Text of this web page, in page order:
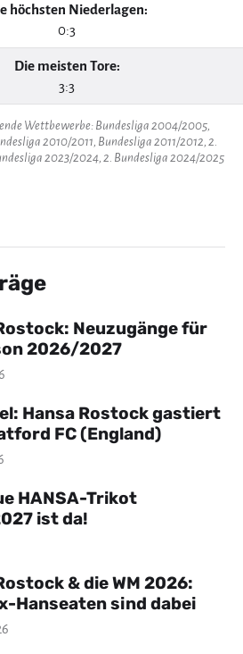
höchsten Niederlagen:
0:3
Die meisten Tore:
3:3
Wettbewerbe: Bundesliga 2004/2005,
2010/2011, Bundesliga 2011/2012, 2.
2023/2024, 2. Bundesliga 2024/2025
Neuzugänge für
2026/2027
Hansa Rostock gastiert
FC (England)
HANSA-Trikot
ist da!
& die WM 2026:
Hanseaten sind dabei